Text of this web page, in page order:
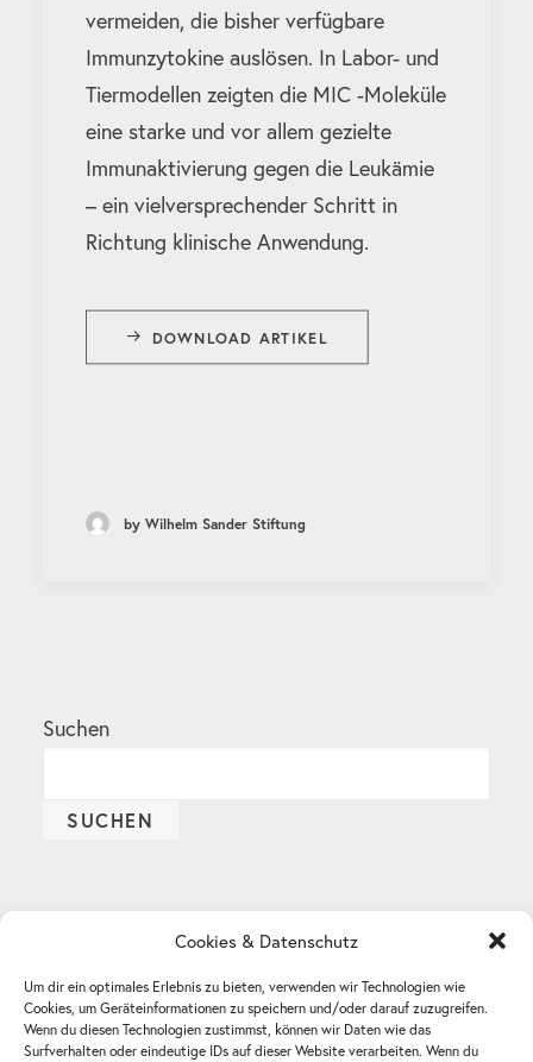
Cookies & Datenschutz
Um dir ein optimales Erlebnis zu bieten, verwenden wir Technologien wie
Cookies, um Geräteinformationen zu speichern und/oder darauf zuzugreifen.
Wenn du diesen Technologien zustimmst, können wir Daten wie das
Surfverhalten oder eindeutige IDs auf dieser Website verarbeiten. Wenn du
vermeiden, die bisher verfügbare
Immunzytokine auslösen. In Labor- und
Tiermodellen zeigten die MIC -Moleküle
eine starke und vor allem gezielte
Immunaktivierung gegen die Leukämie
– ein vielversprechender Schritt in
Richtung klinische Anwendung.
DOWNLOAD ARTIKEL
by Wilhelm Sander Stiftung
Suchen
SUCHEN
Wilhelm Sander-Stiftung fördert sechs neue
Krebsforschungsprojekte mit über einer Million